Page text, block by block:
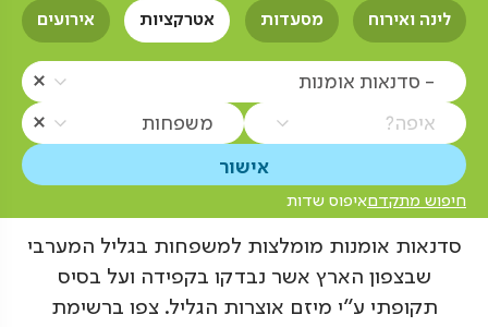
לינה ואירוח מסעדות אטרקציות אירועים
- סדנאות אומנות
איפה? משפחות
חיפוש מתקדםאיפוס שדות
סדנאות אומנות מומלצות למשפחות בגליל המערבי
שבצפון הארץ אשר נבדקו בקפידה ועל בסיס
תקופתי ע"י מיזם אוצרות הגליל. צפו ברשימת